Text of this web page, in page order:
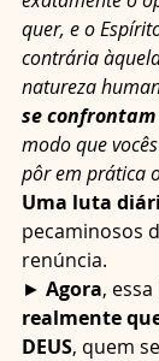
quer, e o
contrária
natureza
se
modo que
pôr em prática
Uma luta
pecaminosos
renúncia.
► Agora,
realmente
DEUS, quem